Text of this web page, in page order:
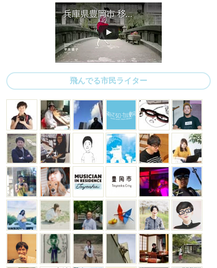
飛んでる市民ライター